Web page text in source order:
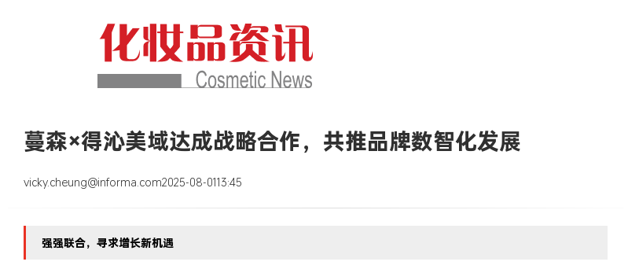
蔓森×得沁美域达成战略合作，共推品牌数智化发展
vicky.cheung@informa.com2025-08-0113:45
强强联合，寻求增长新机遇